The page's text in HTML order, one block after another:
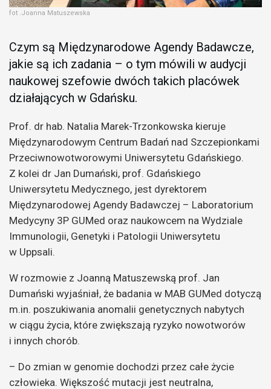
fot .Joanna Matuszewska
Czym są Międzynarodowe Agendy Badawcze,
jakie są ich zadania – o tym mówili w audycji
naukowej szefowie dwóch takich placówek
działających w Gdańsku.
Prof. dr hab. Natalia Marek-Trzonkowska kieruje
Międzynarodowym Centrum Badań nad Szczepionkami
Przeciwnowotworowymi Uniwersytetu Gdańskiego.
Z kolei dr Jan Dumański, prof. Gdańskiego
Uniwersytetu Medycznego, jest dyrektorem
Międzynarodowej Agendy Badawczej – Laboratorium
Medycyny 3P GUMed oraz naukowcem na Wydziale
Immunologii, Genetyki i Patologii Uniwersytetu
w Uppsali.
W rozmowie z Joanną Matuszewską prof. Jan
Dumański wyjaśniał, że badania w MAB GUMed dotyczą
m.in. poszukiwania anomalii genetycznych nabytych
w ciągu życia, które zwiększają ryzyko nowotworów
i innych chorób.
– Do zmian w genomie dochodzi przez całe życie
człowieka. Większość mutacji jest neutralna,